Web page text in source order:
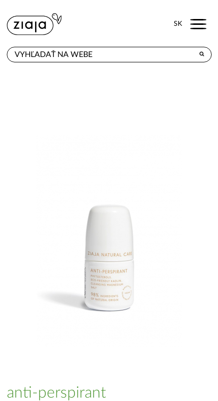
SK Menu
anti-perspirant